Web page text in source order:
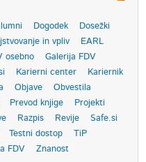
Dogodek
Dosežki
in vpliv
EARL
osebno
Galerija FDV
Karierni center
Kariernik
Objave
Obvestila
Prevod knjige
Projekti
Razpis Revije
Safe.si
Testni dostop
TiP
FDV Znanost